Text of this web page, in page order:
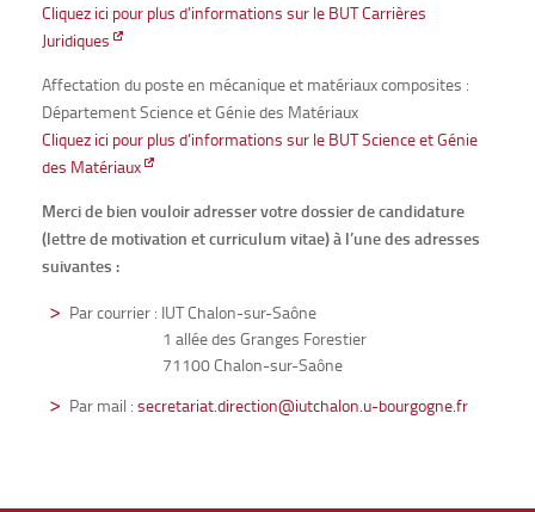
Cliquez ici pour plus d’informations sur le BUT Carrières
Juridiques
Affectation du poste en mécanique et matériaux composites :
Département Science et Génie des Matériaux
Cliquez ici pour plus d’informations sur le BUT Science et Génie
des Matériaux
Merci de bien vouloir adresser votre dossier de candidature
(lettre de motivation et curriculum vitae) à l’une des adresses
suivantes :
Par courrier : IUT Chalon-sur-Saône
1 allée des Granges Forestier
71100 Chalon-sur-Saône
Par mail : secretariat.direction@iutchalon.u-bourgogne.fr